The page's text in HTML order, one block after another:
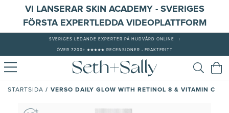
VI LANSERAR SKIN ACADEMY - SVERIGES
FÖRSTA EXPERTLEDDA VIDEOPLATTFORM
SVERIGES LEDANDE EXPERTER PÅ HUDVÅRD ONLINE
ÖVER 7200+ ★★★★★ RECENSIONER - FRAKTFRITT
STARTSIDA / VERSO DAILY GLOW WITH RETINOL 8 & VITAMIN C